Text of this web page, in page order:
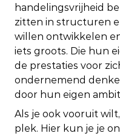
handelingsvrijheid
zitten in structuren
willen ontwikkelen
iets groots. Die hun
de prestaties voor
ondernemend
door hun eigen
Als je ook vooruit
plek. Hier kun je je